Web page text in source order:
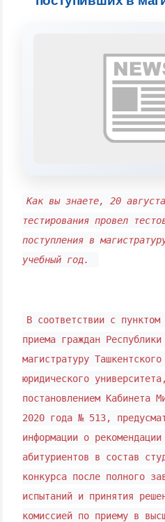
Как вы знаете, 20
тестирования провел
поступления в
учебный год.
В соответствии с
приема граждан
магистратуру
юридического
постановлением Кабинета
2020 года № 513,
информации о
абитуриентов в состав
конкурса после полного
испытаний и принятия
комиссией по приему в
Оставляйте здесь свои
Выберите тему — затем
конкретные вопросы:
1. Документы (бакалавр) (5)
3. Собеседование (бакалавр) (8)
✉️ Написать администратору